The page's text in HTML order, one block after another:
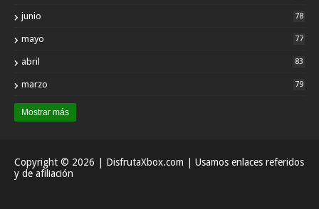
junio 78
mayo 77
abril 83
marzo 79
Mostrar más
Copyright © 2026 | DisfrutaXbox.com | Usamos enlaces referidos
y de afiliación